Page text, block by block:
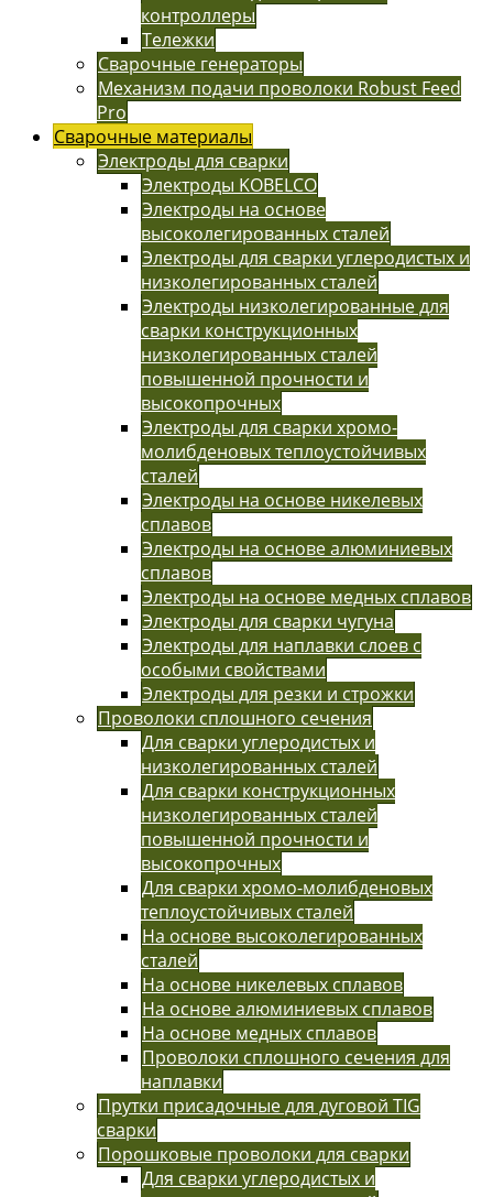
контроллеры
Тележки
Сварочные генераторы
Механизм подачи проволоки Robust Feed
Pro
Сварочные материалы
Электроды для сварки
Электроды KOBELCO
Электроды на основе
высоколегированных сталей
Электроды для сварки углеродистых и
низколегированных сталей
Электроды низколегированные для
сварки конструкционных
низколегированных сталей
повышенной прочности и
высокопрочных
Электроды для сварки хромо-
молибденовых теплоустойчивых
сталей
Электроды на основе никелевых
сплавов
Электроды на основе алюминиевых
сплавов
Электроды на основе медных сплавов
Электроды для сварки чугуна
Электроды для наплавки слоев с
особыми свойствами
Электроды для резки и строжки
Проволоки сплошного сечения
Для сварки углеродистых и
низколегированных сталей
Для сварки конструкционных
низколегированных сталей
повышенной прочности и
высокопрочных
Для сварки хромо-молибденовых
теплоустойчивых сталей
На основе высоколегированных
сталей
На основе никелевых сплавов
На основе алюминиевых сплавов
На основе медных сплавов
Проволоки сплошного сечения для
наплавки
Прутки присадочные для дуговой TIG
сварки
Порошковые проволоки для сварки
Для сварки углеродистых и